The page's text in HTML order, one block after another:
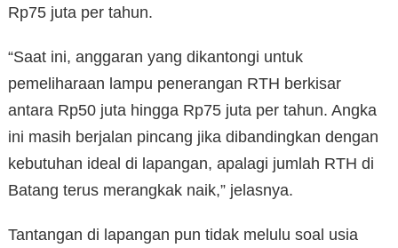
Rp75 juta per tahun.
“Saat ini, anggaran yang dikantongi untuk
pemeliharaan lampu penerangan RTH berkisar
antara Rp50 juta hingga Rp75 juta per tahun. Angka
ini masih berjalan pincang jika dibandingkan dengan
kebutuhan ideal di lapangan, apalagi jumlah RTH di
Batang terus merangkak naik,” jelasnya.
Tantangan di lapangan pun tidak melulu soal usia